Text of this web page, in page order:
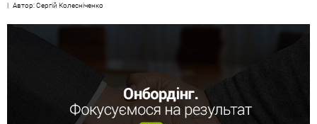
Автор: Сергій Колесніченко